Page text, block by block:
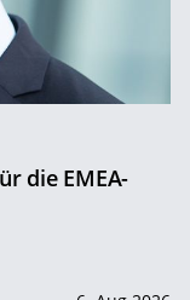
die EMEA-